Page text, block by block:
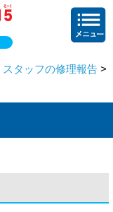
スタッフの修理報告 >